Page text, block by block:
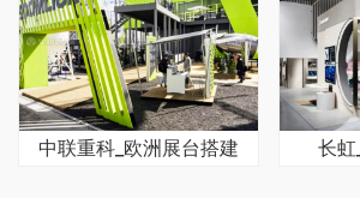
中联重科_欧洲展台搭建 长